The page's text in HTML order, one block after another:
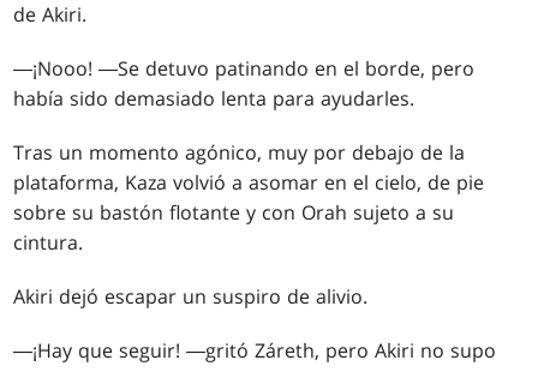
de Akiri.
―¡Nooo! ―Se detuvo patinando en el borde, pero
había sido demasiado lenta para ayudarles.
Tras un momento agónico, muy por debajo de la
plataforma, Kaza volvió a asomar en el cielo, de pie
sobre su bastón flotante y con Orah sujeto a su
cintura.
Akiri dejó escapar un suspiro de alivio.
―¡Hay que seguir! ―gritó Záreth, pero Akiri no supo